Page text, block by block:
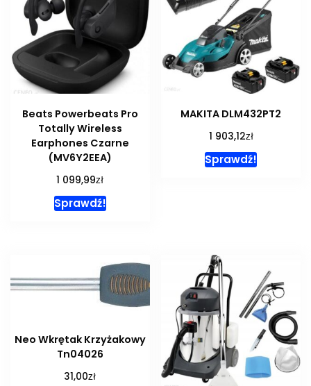
Beats Powerbeats Pro
Totally Wireless
Earphones Czarne
(MV6Y2EEA)
1 099,99zł
Sprawdź!
MAKITA DLM432PT2
1 903,12zł
Sprawdź!
Neo Wkrętak Krzyżakowy
Tn04026
31,00zł